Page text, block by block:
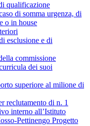
qualificazione
di somma urgenza, di
o in house
esclusione e di
commissione
dei suoi
superiore al milione di
reclutamento di n. 1
interno all’Istituto
Pettinengo Progetto